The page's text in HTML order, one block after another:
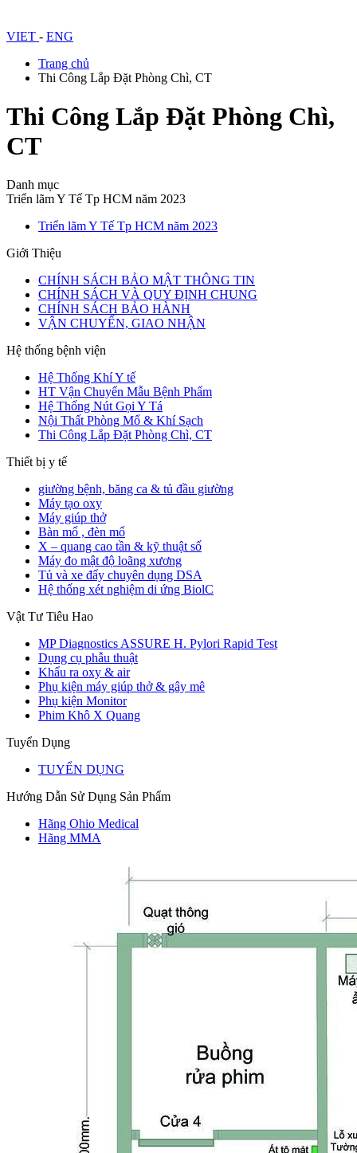
VIET - ENG
Trang chủ
Thi Công Lắp Đặt Phòng Chì, CT
Thi Công Lắp Đặt Phòng Chì,
CT
Danh mục
Triển lãm Y Tế Tp HCM năm 2023
Triển lãm Y Tế Tp HCM năm 2023
Giới Thiệu
CHÍNH SÁCH BẢO MẬT THÔNG TIN
CHÍNH SÁCH VÀ QUY ĐỊNH CHUNG
CHÍNH SÁCH BẢO HÀNH
VẬN CHUYỂN, GIAO NHẬN
Hệ thống bệnh viện
Hệ Thống Khí Y tế
HT Vận Chuyển Mẫu Bệnh Phẩm
Hệ Thống Nút Gọi Y Tá
Nội Thất Phòng Mổ & Khí Sạch
Thi Công Lắp Đặt Phòng Chì, CT
Thiết bị y tế
giường bệnh, băng ca & tủ đầu giường
Máy tạo oxy
Máy giúp thở
Bàn mổ , đèn mổ
X – quang cao tần & kỹ thuật số
Máy đo mật độ loãng xương
Tủ và xe đẩy chuyên dụng DSA
Hệ thống xét nghiệm di ứng BiolC
Vật Tư Tiêu Hao
MP Diagnostics ASSURE H. Pylori Rapid Test
Dụng cụ phẫu thuật
Khẩu ra oxy & air
Phụ kiện máy giúp thở & gây mê
Phụ kiện Monitor
Phim Khô X Quang
Tuyển Dụng
TUYỂN DỤNG
Hướng Dẫn Sử Dụng Sản Phẩm
Hãng Ohio Medical
Hãng MMA